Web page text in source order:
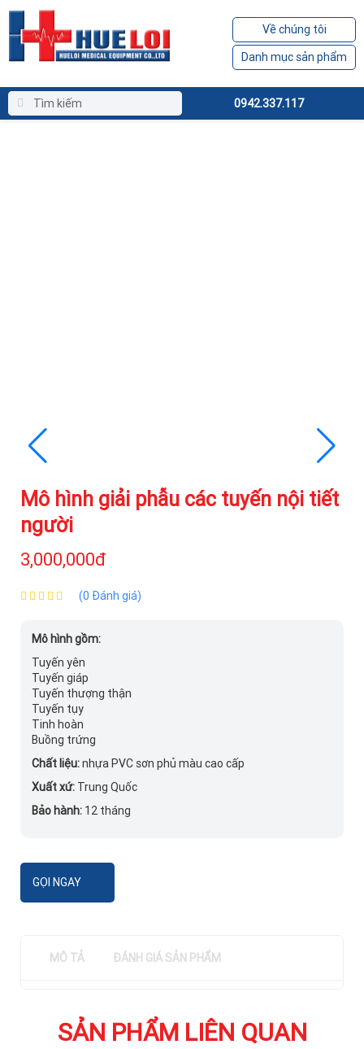
Về chúng tôi
Danh mục sản phẩm
0942.337.117
Mô hình giải phẫu các tuyến nội tiết
người
3,000,000đ
(0 Đánh giá)
Mô hình gồm:
Tuyến yên
Tuyến giáp
Tuyến thượng thận
Tuyến tụy
Tinh hoàn
Buồng trứng
Chất liệu:nhựa PVC sơn phủ màu cao cấp
Xuất xứ: Trung Quốc
Bảo hành: 12 tháng
GỌI NGAY
MÔ TẢ ĐÁNH GIÁ SẢN PHẨM
SẢN PHẨM LIÊN QUAN